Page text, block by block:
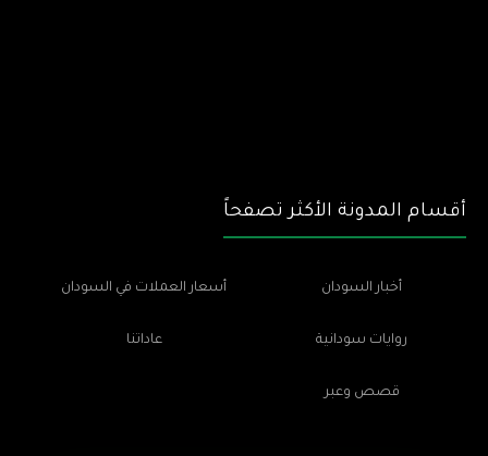
أقسام المدونة الأكثر تصفحاً
أخبار السودان أسعار العملات في السودان
روايات سودانية عاداتنا
قصص وعبر